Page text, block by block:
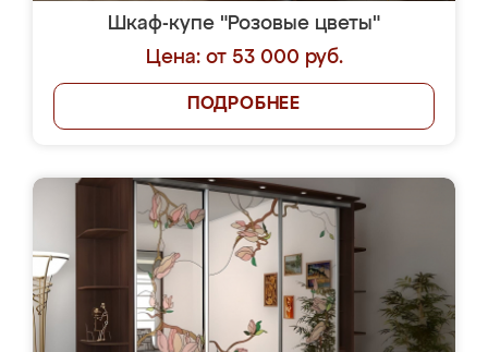
Шкаф-купе "Розовые цветы"
Цена: от 53 000 руб.
ПОДРОБНЕЕ